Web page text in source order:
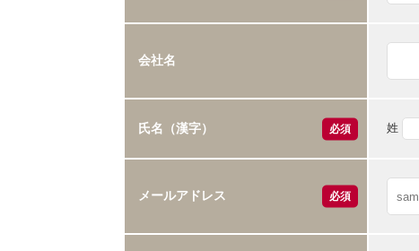
会社名
氏名（漢字） 必須 姓
メールアドレス 必須